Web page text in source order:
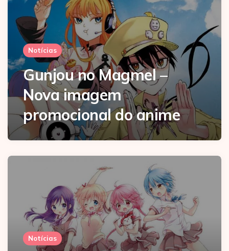
Notícias
Gunjou no Magmel –
Nova imagem
promocional do anime
Notícias